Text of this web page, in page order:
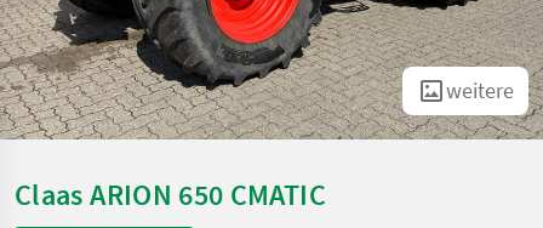
weitere
Claas ARION 650 CMATIC